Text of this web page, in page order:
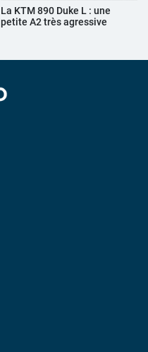
La KTM 890 Duke L : une
petite A2 très agressive